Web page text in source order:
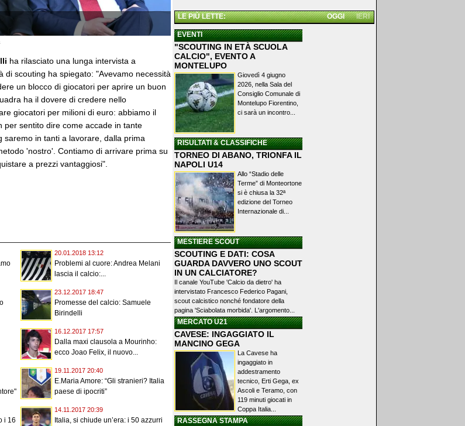
ha rilasciato una lunga intervista a
di scouting ha spiegato: "Avevamo necessità
un blocco di giocatori per aprire un buon
ha il dovere di credere nello
giocatori per milioni di euro: abbiamo il
per sentito dire come accade in tante
in tanti a lavorare, dalla prima
'nostro'. Contiamo di arrivare prima su
a prezzi vantaggiosi".
20.01.2018 13:12
Problemi al cuore: Andrea Melani
lascia il calcio:...
23.12.2017 18:47
Promesse del calcio: Samuele
Birindelli
16.12.2017 17:57
Dalla maxi clausola a Mourinho:
ecco Joao Felix, il nuovo...
19.11.2017 20:40
E.Maria Amore: “Gli stranieri? Italia
paese di ipocriti”
i 16
14.11.2017 20:39
Italia, si chiude un’era: i 50 azzurri
LE PIÙ LETTE: IERI
OGGI
EVENTI
"SCOUTING IN ETÀ SCUOLA
CALCIO", EVENTO A
MONTELUPO
Giovedì 4 giugno
2026, nella Sala del
Consiglio Comunale di
Montelupo Fiorentino,
ci sarà un incontro...
RISULTATI & CLASSIFICHE
TORNEO DI ABANO, TRIONFA IL
NAPOLI U14
Allo “Stadio delle
Terme” di Monteortone
si è chiusa la 32ª
edizione del Torneo
Internazionale di...
MESTIERE SCOUT
SCOUTING E DATI: COSA
GUARDA DAVVERO UNO SCOUT
IN UN CALCIATORE?
Il canale YouTube 'Calcio da dietro' ha
intervistato Francesco Federico Pagani,
scout calcistico nonché fondatore della
pagina 'Sciabolata morbida'. L'argomento...
MERCATO U21
CAVESE: INGAGGIATO IL
MANCINO GEGA
La Cavese ha
ingaggiato in
addestramento
tecnico, Erti Gega, ex
Ascoli e Teramo, con
119 minuti giocati in
Coppa Italia...
RASSEGNA STAMPA